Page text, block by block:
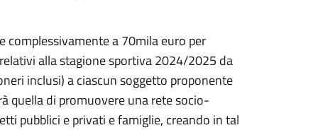
complessivamente a 70mila euro per
alla stagione sportiva 2024/2025 da
inclusi) a ciascun soggetto proponente
quella di promuovere una rete socio-
pubblici e privati e famiglie, creando in tal